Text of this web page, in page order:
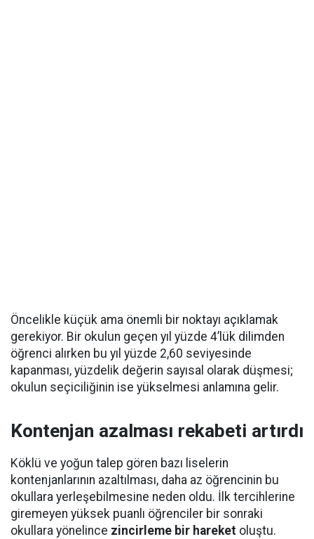
Öncelikle küçük ama önemli bir noktayı açıklamak
gerekiyor. Bir okulun geçen yıl yüzde 4’lük dilimden
öğrenci alırken bu yıl yüzde 2,60 seviyesinde
kapanması, yüzdelik değerin sayısal olarak düşmesi;
okulun seçiciliğinin ise yükselmesi anlamına gelir.
Kontenjan azalması rekabeti artırdı
Köklü ve yoğun talep gören bazı liselerin
kontenjanlarının azaltılması, daha az öğrencinin bu
okullara yerleşebilmesine neden oldu. İlk tercihlerine
giremeyen yüksek puanlı öğrenciler bir sonraki
okullara yönelince zincirleme bir hareket oluştu.